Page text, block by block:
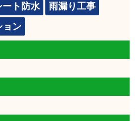
ート防水
雨漏り工事
ョン